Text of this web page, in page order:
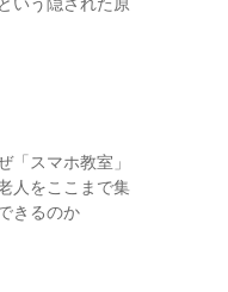
「スマホ教室」
人をここまで集
きるのか